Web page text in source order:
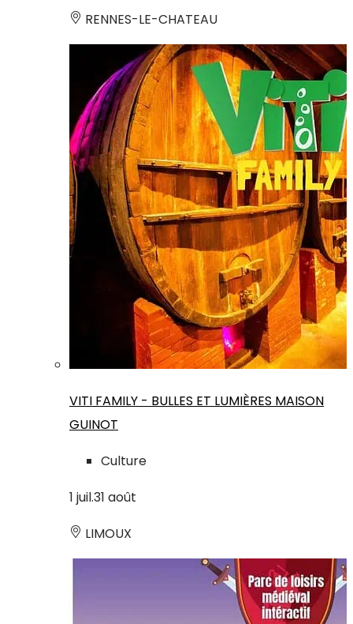
RENNES-LE-CHATEAU
VITI FAMILY - BULLES ET LUMIÈRES MAISON
GUINOT
Culture
1 juil.31 août
LIMOUX